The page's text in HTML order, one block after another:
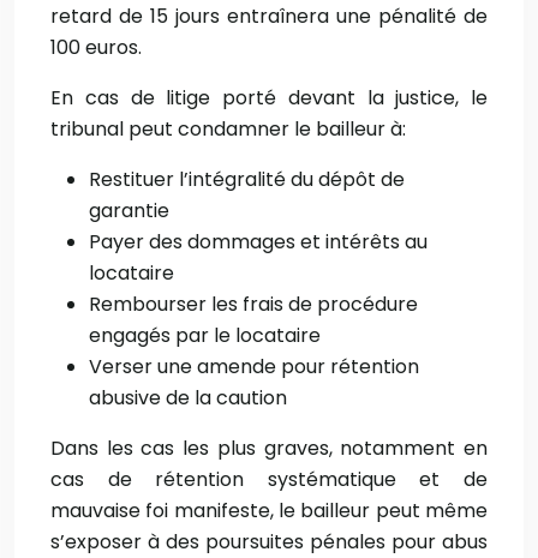
retard de 15 jours entraînera une pénalité de
100 euros.
En cas de litige porté devant la justice, le
tribunal peut condamner le bailleur à:
Restituer l’intégralité du dépôt de
garantie
Payer des dommages et intérêts au
locataire
Rembourser les frais de procédure
engagés par le locataire
Verser une amende pour rétention
abusive de la caution
Dans les cas les plus graves, notamment en
cas de rétention systématique et de
mauvaise foi manifeste, le bailleur peut même
s’exposer à des poursuites pénales pour abus